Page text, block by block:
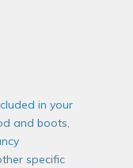
in your
and boots,
specific